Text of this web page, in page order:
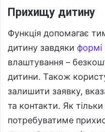
Прихищу дитину
Функція допомагає
дитину завдяки формі
влаштування –
дитини. Також
залишити заявку,
та контакти. Як
потребуватиме